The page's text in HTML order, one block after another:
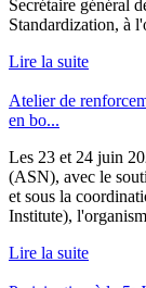
Secrétaire général
Standardization, à
Lire la suite
Atelier de
en bo...
Les 23 et 24 juin
(ASN), avec le
et sous la
Institute),
Lire la suite